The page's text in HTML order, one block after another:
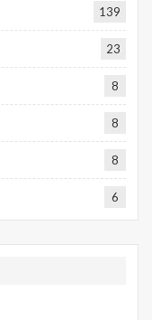
139
23
8
8
8
6